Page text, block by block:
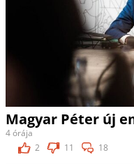
Magyar Péter új
4 órája
2
11 18